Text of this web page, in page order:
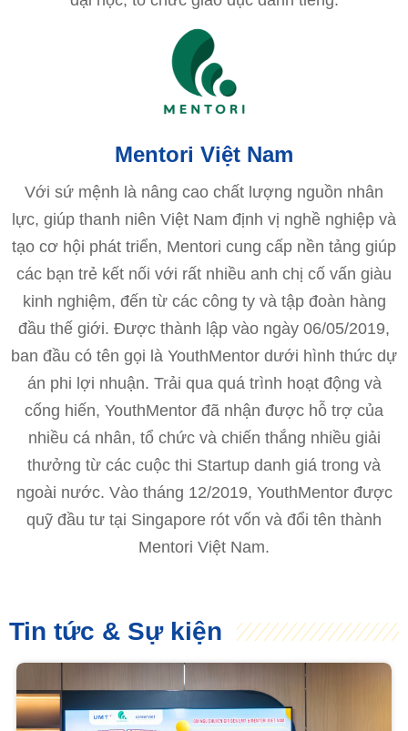
Mentori Việt Nam
Với sứ mệnh là nâng cao chất lượng nguồn nhân
lực, giúp thanh niên Việt Nam định vị nghề nghiệp và
tạo cơ hội phát triển, Mentori cung cấp nền tảng giúp
các bạn trẻ kết nối với rất nhiều anh chị cố vấn giàu
kinh nghiệm, đến từ các công ty và tập đoàn hàng
đầu thế giới. Được thành lập vào ngày 06/05/2019,
ban đầu có tên gọi là YouthMentor dưới hình thức dự
án phi lợi nhuận. Trải qua quá trình hoạt động và
cống hiến, YouthMentor đã nhận được hỗ trợ của
nhiều cá nhân, tổ chức và chiến thắng nhiều giải
thưởng từ các cuộc thi Startup danh giá trong và
ngoài nước. Vào tháng 12/2019, YouthMentor được
quỹ đầu tư tại Singapore rót vốn và đổi tên thành
Mentori Việt Nam.
Tin tức & Sự kiện